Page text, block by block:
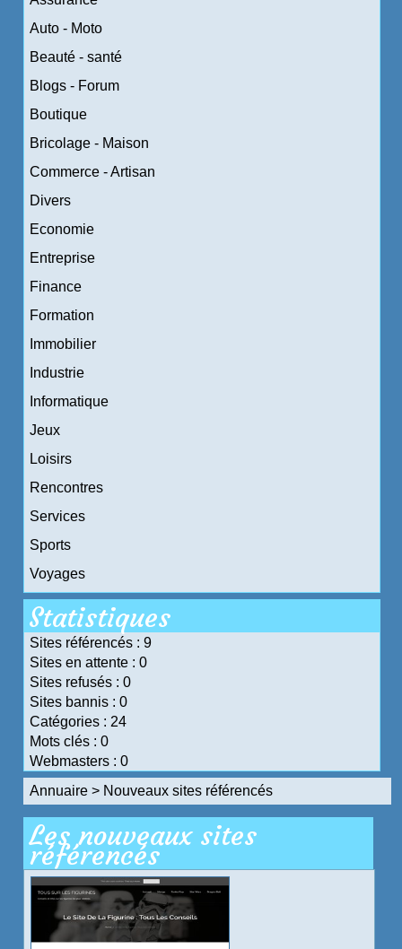
Auto - Moto
Beauté - santé
Blogs - Forum
Boutique
Bricolage - Maison
Commerce - Artisan
Divers
Economie
Entreprise
Finance
Formation
Immobilier
Industrie
Informatique
Jeux
Loisirs
Rencontres
Services
Sports
Voyages
Statistiques
Sites référencés : 9
Sites en attente : 0
Sites refusés : 0
Sites bannis : 0
Catégories : 24
Mots clés : 0
Webmasters : 0
Annuaire > Nouveaux sites référencés
Les nouveaux sites
référencés